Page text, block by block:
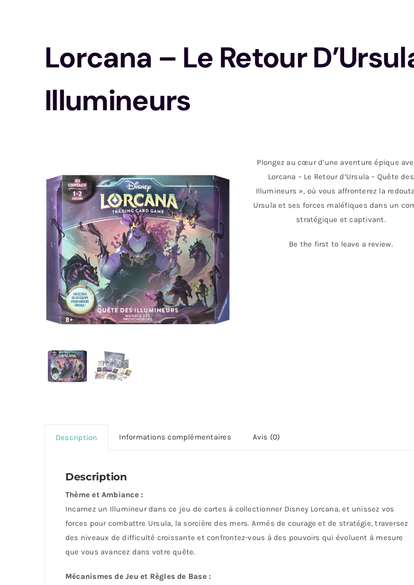
Lorcana – Le Retour
Illumineurs
Plongez au cœur d’une aventure épique
Lorcana – Le Retour d’Ursula – Quête des
Illumineurs », où vous affronterez la
Ursula et ses forces maléfiques dans un
stratégique et captivant.
Be the first to leave a review.
Description Informations complémentaires Avis (0)
Description
Thème et Ambiance :
Incarnez un Illumineur dans ce jeu de cartes à collectionner Disney Lorcana, et unissez vos
forces pour combattre Ursula, la sorcière des mers. Armés de courage et de stratégie, traversez
des niveaux de difficulté croissante et confrontez-vous à des pouvoirs qui évoluent à mesure
que vous avancez dans votre quête.
Mécanismes de Jeu et Règles de Base :